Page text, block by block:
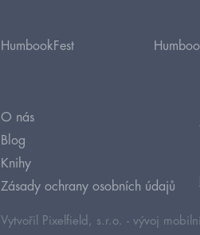
HumbookFest
O nás
Blog
Knihy
Zásady ochrany osobních údajů
Vytvořil Pixelfield, s.r.o. - vývoj